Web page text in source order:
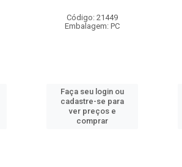
Código: 21449
Embalagem: PC
Faça seu login ou
cadastre-se para
ver preços e
comprar